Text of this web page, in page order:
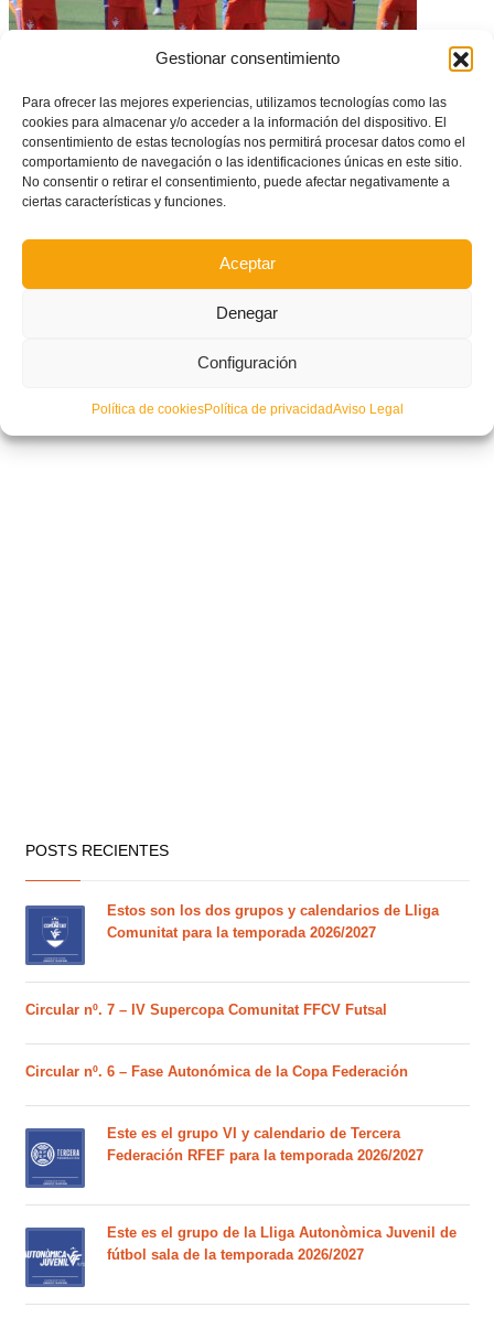
Gestionar consentimiento
Para ofrecer las mejores experiencias, utilizamos tecnologías como las
cookies para almacenar y/o acceder a la información del dispositivo. El
consentimiento de estas tecnologías nos permitirá procesar datos como el
comportamiento de navegación o las identificaciones únicas en este sitio.
No consentir o retirar el consentimiento, puede afectar negativamente a
ciertas características y funciones.
Aceptar
Denegar
Configuración
Política de cookiesPolítica de privacidadAviso Legal
Doblete de victorias de la Selecció Valenciana masculina sub12 y a
cuartos de final a falta de una jornada
POSTS RECIENTES
Estos son los dos grupos y calendarios de Lliga
Comunitat para la temporada 2026/2027
Circular nº. 7 – IV Supercopa Comunitat FFCV Futsal
Circular nº. 6 – Fase Autonómica de la Copa Federación
Este es el grupo VI y calendario de Tercera
Federación RFEF para la temporada 2026/2027
Este es el grupo de la Lliga Autonòmica Juvenil de
fútbol sala de la temporada 2026/2027